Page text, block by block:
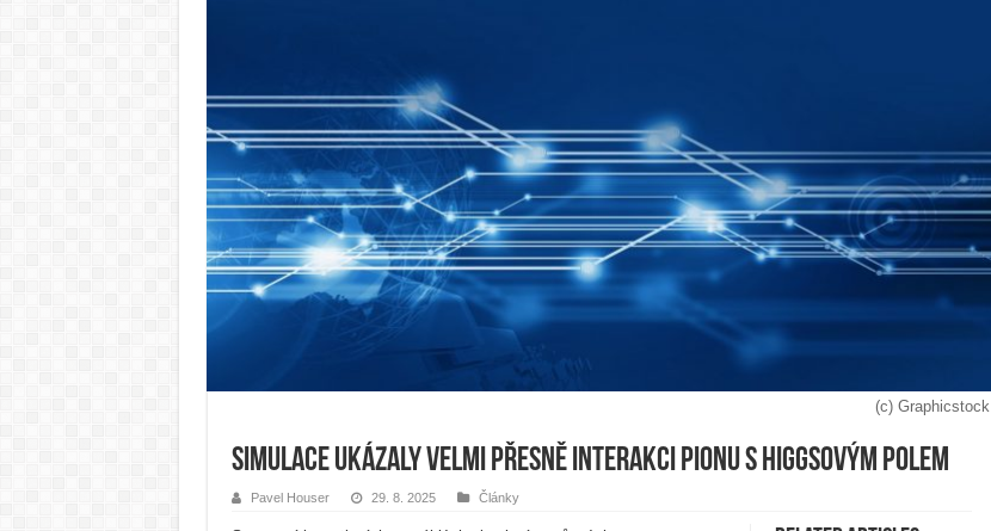
(c) Graphicstock
Simulace ukázaly velmi přesně interakci pionu s Higgsovým polem
Pavel Houser 29. 8. 2025 Články